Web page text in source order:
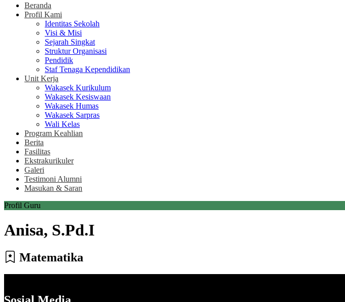
Beranda
Profil Kami
Identitas Sekolah
Visi & Misi
Sejarah Singkat
Struktur Organisasi
Pendidik
Staf Tenaga Kependidikan
Unit Kerja
Wakasek Kurikulum
Wakasek Kesiswaan
Wakasek Humas
Wakasek Sarpras
Wali Kelas
Program Keahlian
Berita
Fasilitas
Ekstrakurikuler
Galeri
Testimoni Alumni
Masukan & Saran
Profil Guru
Anisa, S.Pd.I
Matematika